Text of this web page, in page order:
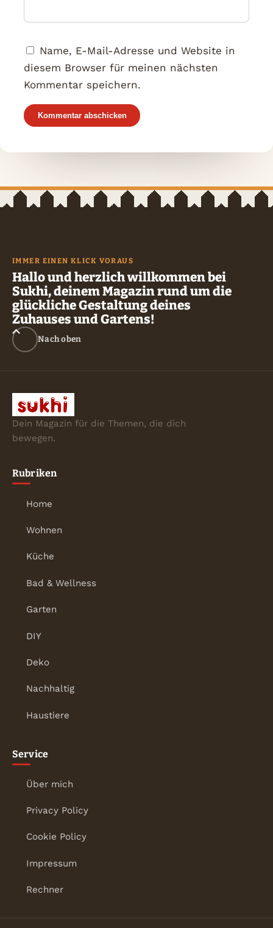
Name, E-Mail-Adresse und Website in
diesem Browser für meinen nächsten
Kommentar speichern.
IMMER EINEN KLICK VORAUS
Hallo und herzlich willkommen bei
Sukhi, deinem Magazin rund um die
glückliche Gestaltung deines
Zuhauses und Gartens!
Nach oben
Dein Magazin für die Themen, die dich
bewegen.
Rubriken
Home
Wohnen
Küche
Bad & Wellness
Garten
DIY
Deko
Nachhaltig
Haustiere
Service
Über mich
Privacy Policy
Cookie Policy
Impressum
Rechner